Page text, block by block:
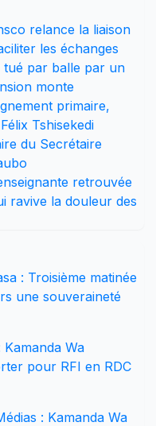
relance la liaison
les échanges
par balle par un
monte
primaire,
Tshisekedi
du Secrétaire
retrouvée
ravive la douleur des
: Troisième matinée
une souveraineté
Kamanda Wa
pour RFI en RDC
: Kamanda Wa